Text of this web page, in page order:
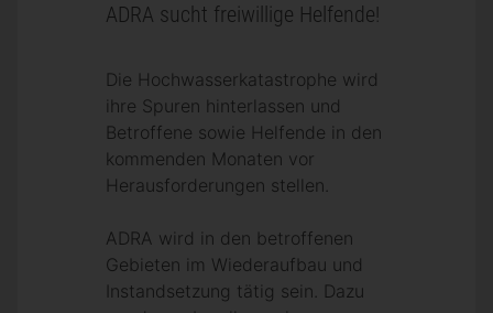
ADRA sucht freiwillige Helfende!
Die Hochwasserkatastrophe wird
ihre Spuren hinterlassen und
Betroffene sowie Helfende in den
kommenden Monaten vor
Herausforderungen stellen.
ADRA wird in den betroffenen
Gebieten im Wiederaufbau und
Instandsetzung tätig sein. Dazu